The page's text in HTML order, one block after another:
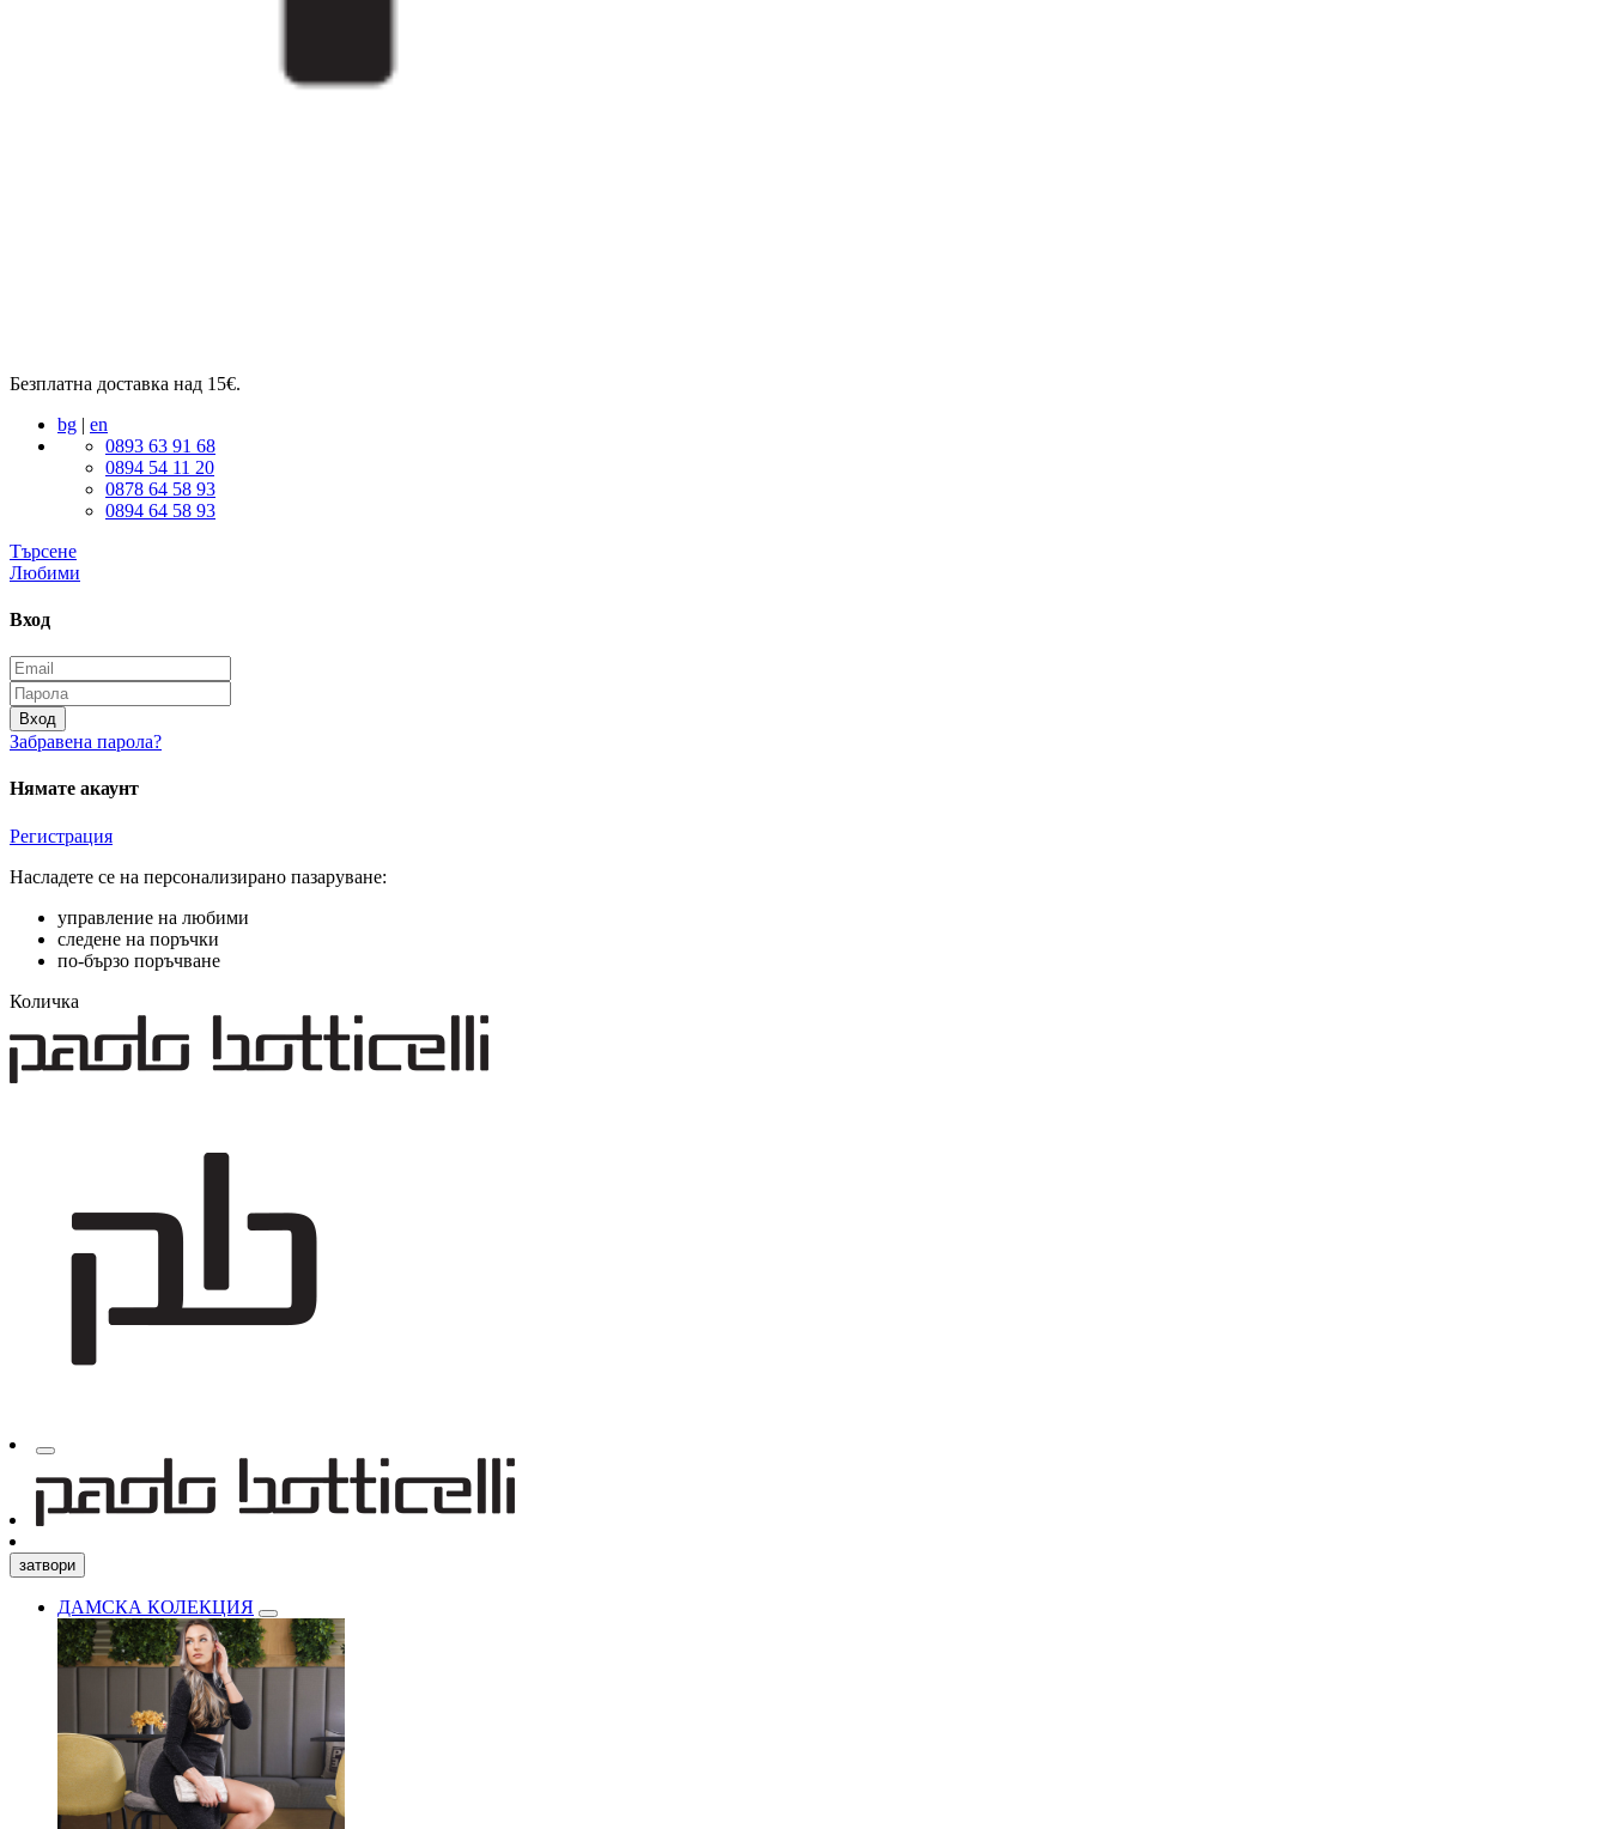
Безплатна доставка над 15€.
bg | en
0893 63 91 68
0894 54 11 20
0878 64 58 93
0894 64 58 93
Търсене
Любими
Вход
Вход
Забравена парола?
Нямате акаунт
Регистрация
Насладете се на персонализирано пазаруване:
управление на любими
следене на поръчки
по-бързо поръчване
Количка
затвори
ДАМСКА КОЛЕКЦИЯ